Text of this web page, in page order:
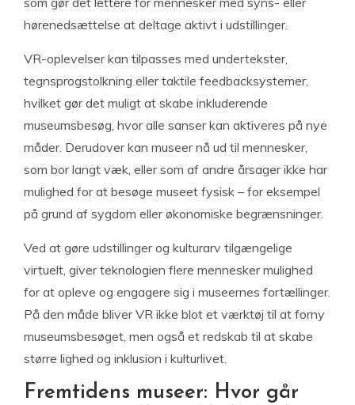
hørenedsættelse at deltage aktivt i udstillinger.
VR-oplevelser kan tilpasses med undertekster,
tegnsprogstolkning eller taktile feedbacksystemer,
hvilket gør det muligt at skabe inkluderende
museumsbesøg, hvor alle sanser kan aktiveres på nye
måder. Derudover kan museer nå ud til mennesker,
som bor langt væk, eller som af andre årsager ikke har
mulighed for at besøge museet fysisk – for eksempel
på grund af sygdom eller økonomiske begrænsninger.
Ved at gøre udstillinger og kulturarv tilgængelige
virtuelt, giver teknologien flere mennesker mulighed
for at opleve og engagere sig i museernes fortællinger.
På den måde bliver VR ikke blot et værktøj til at forny
museumsbesøget, men også et redskab til at skabe
større lighed og inklusion i kulturlivet.
Fremtidens museer: Hvor går